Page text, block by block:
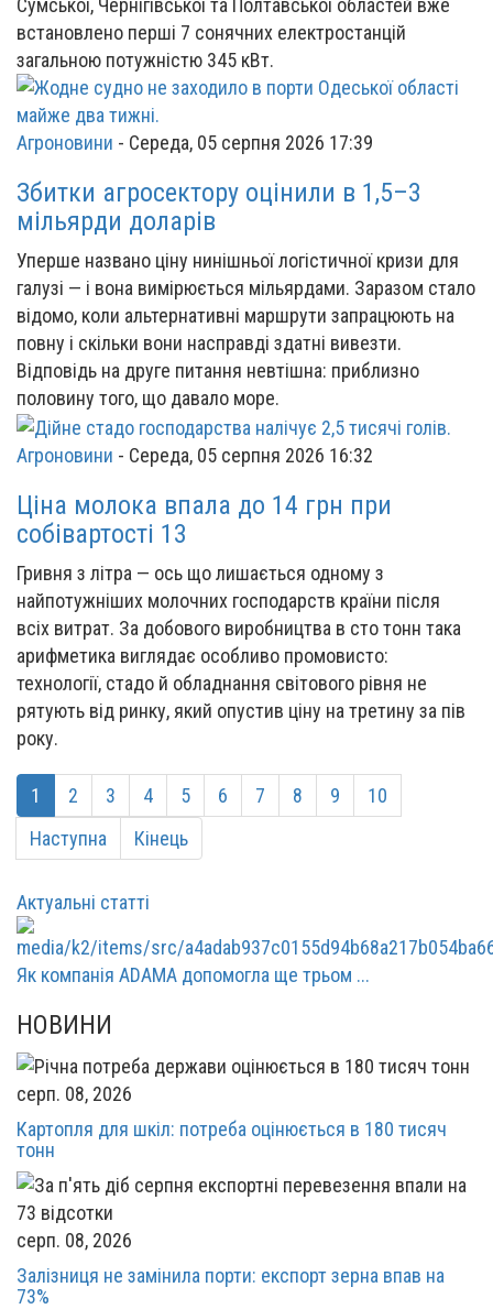
Сумської, Чернігівської та Полтавської областей вже
встановлено перші 7 сонячних електростанцій
загальною потужністю 345 кВт.
Агроновини - Середа, 05 серпня 2026 17:39
Збитки агросектору оцінили в 1,5–3
мільярди доларів
Уперше названо ціну нинішньої логістичної кризи для
галузі — і вона вимірюється мільярдами. Заразом стало
відомо, коли альтернативні маршрути запрацюють на
повну і скільки вони насправді здатні вивезти.
Відповідь на друге питання невтішна: приблизно
половину того, що давало море.
Агроновини - Середа, 05 серпня 2026 16:32
Ціна молока впала до 14 грн при
собівартості 13
Гривня з літра — ось що лишається одному з
найпотужніших молочних господарств країни після
всіх витрат. За добового виробництва в сто тонн така
арифметика виглядає особливо промовисто:
технології, стадо й обладнання світового рівня не
рятують від ринку, який опустив ціну на третину за пів
року.
1 2 3 4 5 6 7 8 9
10
Наступна
Кінець
Актуальні статті
Як компанія ADAMA допомогла ще трьом ...
НОВИНИ
серп. 08, 2026
Картопля для шкіл: потреба оцінюється в 180 тисяч
тонн
серп. 08, 2026
Залізниця не замінила порти: експорт зерна впав на
73%